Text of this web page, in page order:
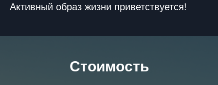
Активный образ жизни приветствуется!
Стоимость